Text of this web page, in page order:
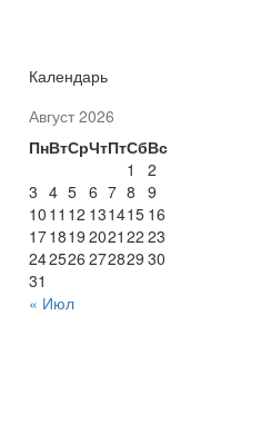
Календарь
Август 2026
ПнВтСрЧтПтСбВс
1
2
3 4 5 6 7 8 9
10 11 12 131415 16
171819 2021 22 23
242526 272829 30
31
« Июл